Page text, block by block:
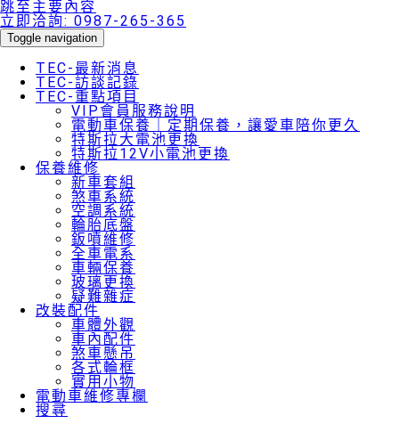
跳至主要內容
立即洽詢: 0987-265-365
Toggle navigation
TEC-最新消息
TEC-訪談記錄
TEC-重點項目
VIP會員服務說明
電動車保養｜定期保養，讓愛車陪你更久
特斯拉大電池更換
特斯拉12V小電池更換
保養維修
新車套組
煞車系統
空調系統
輪胎底盤
鈑噴維修
全車電系
車輛保養
玻璃更換
疑難雜症
改裝配件
車體外觀
車內配件
煞車懸吊
各式輪框
實用小物
電動車維修專欄
搜尋